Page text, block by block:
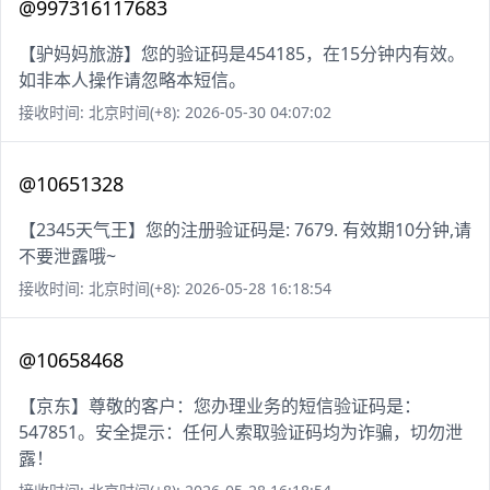
@997316117683
【驴妈妈旅游】您的验证码是454185，在15分钟内有效。
如非本人操作请忽略本短信。
接收时间: 北京时间(+8): 2026-05-30 04:07:02
@10651328
【2345天气王】您的注册验证码是: 7679. 有效期10分钟,请
不要泄露哦~
接收时间: 北京时间(+8): 2026-05-28 16:18:54
@10658468
【京东】尊敬的客户：您办理业务的短信验证码是：
547851。安全提示：任何人索取验证码均为诈骗，切勿泄
露！